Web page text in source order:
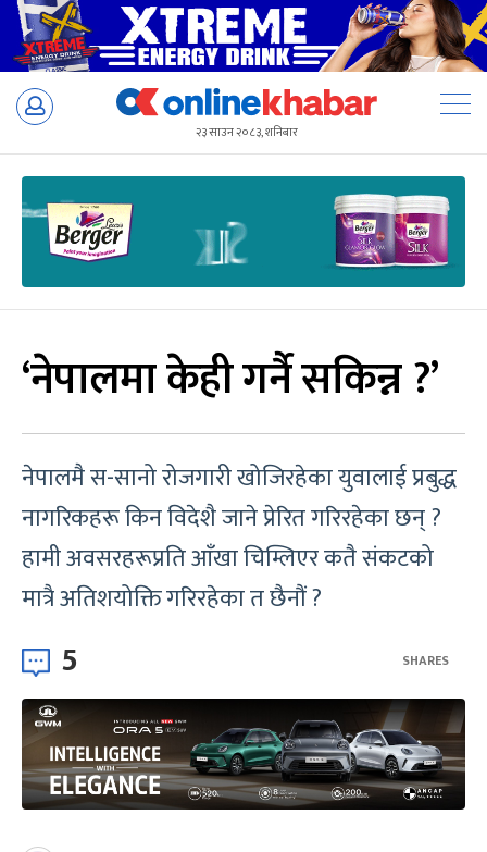
Skip
२३ साउन २०८३, शनिबार
‘नेपालमा केही गर्नै सकिन्न ?’
नेपालमै स-सानो रोजगारी खोजिरहेका युवालाई प्रबुद्ध
नागरिकहरू किन विदेशै जाने प्रेरित गरिरहेका छन् ?
हामी अवसरहरूप्रति आँखा चिम्लिएर कतै संकटको
मात्रै अतिशयोक्ति गरिरहेका त छैनौं ?
5 SHARES